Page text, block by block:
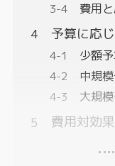
費用
予算に応
少額
中規
大規
費用対効